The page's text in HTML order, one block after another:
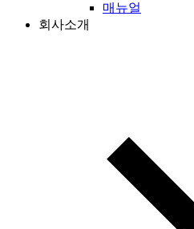
매뉴얼
회사소개